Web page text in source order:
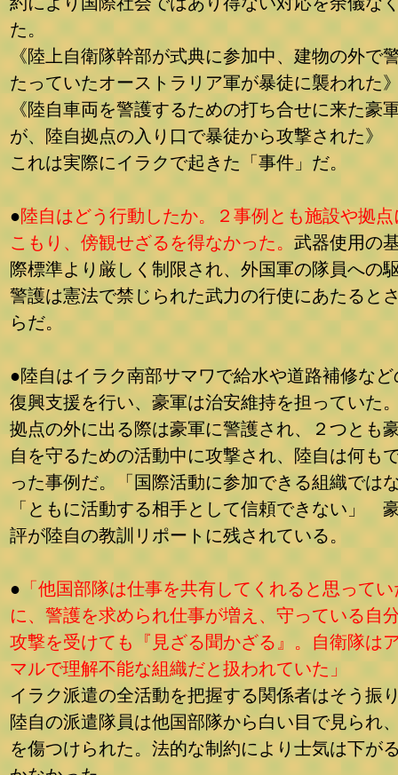
た。
《陸上自衛隊幹部が式典に参加中、建物の外で
たっていたオーストラリア軍が暴徒に襲われた
《陸自車両を警護するための打ち合せに来た豪
が、陸自拠点の入り口で暴徒から攻撃された》
これは実際にイラクで起きた「事件」だ。
●陸自はどう行動したか。２事例とも施設や拠
こもり、 傍観せざるを得なかった。 武器使用の
際標準より厳しく制限され、外国軍の隊員への
警護は憲法で禁じられた武力の行使にあたると
らだ。
●陸自はイラク南部サマワで給水や道路補修など
復興支援を行い、豪軍は治安維持を担っていた
拠点の外に出る際は豪軍に警護され、２つとも
自を守るための活動中に攻撃され、陸自は何も
った事例だ。「国際活動に参加できる組織では
「ともに活動する相手として信頼できない」
評が陸自の教訓リポートに残されている。
● 「他国部隊は仕事を共有してくれると思って
に、警護を求められ仕事が増え、守っている自
攻撃を受けても『見ざる聞かざる』。自衛隊は
マルで理解不能な組織だと扱われていた」
イラク派遣の全活動を把握する関係者はそう振
陸自の派遣隊員は他国部隊から白い目で見られ
を傷つけられた。法的な制約により士気は下が